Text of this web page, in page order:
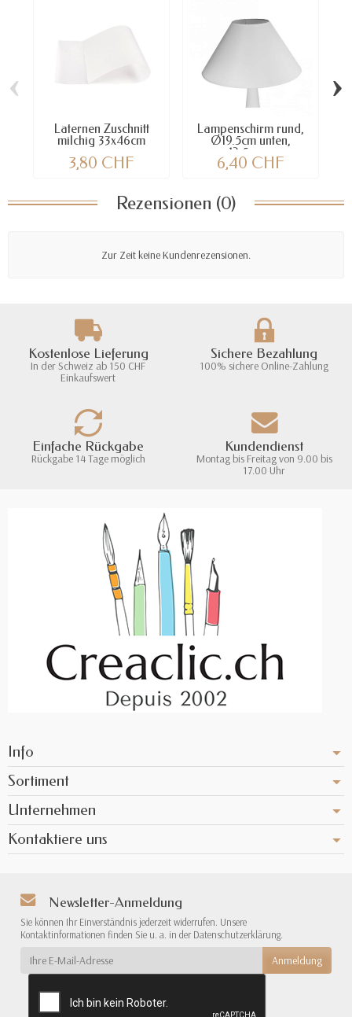
Laternen Zuschnitt
milchig 33x46cm
3,80 CHF
Lampenschirm rund,
Ø19.5cm unten,
12.5cm...
6,40 CHF
‹ ›
Rezensionen (0)
Zur Zeit keine Kundenrezensionen.
Kostenlose Lieferung
In der Schweiz ab 150 CHF
Einkaufswert
Sichere Bezahlung
100% sichere Online-Zahlung
Einfache Rückgabe
Rückgabe 14 Tage möglich
Kundendienst
Montag bis Freitag von 9.00 bis
17.00 Uhr
Info
Sortiment
Unternehmen
Kontaktiere uns
Newsletter-Anmeldung
Sie können Ihr Einverständnis jederzeit widerrufen. Unsere
Kontaktinformationen finden Sie u. a. in der Datenschutzerklärung.